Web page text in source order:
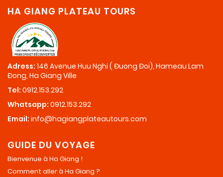
HA GIANG PLATEAU TOURS
Adress: 146 Avenue Huu Nghi ( Đuong Đoi), Hameau Lam
Đong, Ha Giang Ville
Tel: 0912.153.292
Whatsapp: 0912.153.292
Email: info@hagiangplateautours.com
GUIDE DU VOYAGE
Bienvenue à Ha Giang !
Comment aller à Ha Giang ?